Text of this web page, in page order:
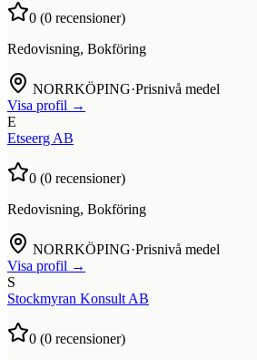
0 (0 recensioner)
Redovisning, Bokföring
NORRKÖPING·Prisnivå medel
Visa profil →
E
Etseerg AB
0 (0 recensioner)
Redovisning, Bokföring
NORRKÖPING·Prisnivå medel
Visa profil →
S
Stockmyran Konsult AB
0 (0 recensioner)